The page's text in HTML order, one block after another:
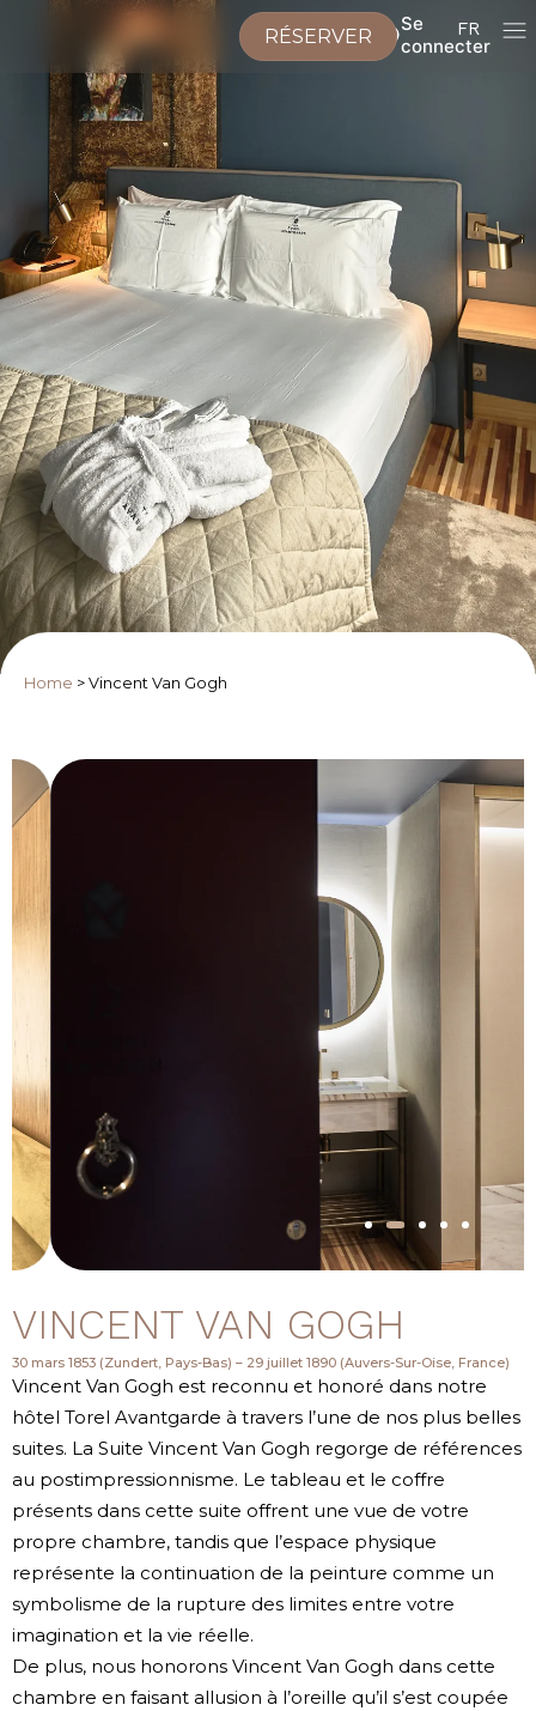
FR
Se
connecter
RÉSERVER
Home > Vincent Van Gogh
VINCENT VAN GOGH
30 mars 1853 (Zundert, Pays-Bas) – 29 juillet 1890 (Auvers-Sur-Oise, France)
Vincent Van Gogh est reconnu et honoré dans notre
hôtel Torel Avantgarde à travers l’une de nos plus belles
suites. La Suite Vincent Van Gogh regorge de références
au postimpressionnisme. Le tableau et le coffre
présents dans cette suite offrent une vue de votre
propre chambre, tandis que l’espace physique
représente la continuation de la peinture comme un
symbolisme de la rupture des limites entre votre
imagination et la vie réelle.
De plus, nous honorons Vincent Van Gogh dans cette
chambre en faisant allusion à l’oreille qu’il s’est coupée